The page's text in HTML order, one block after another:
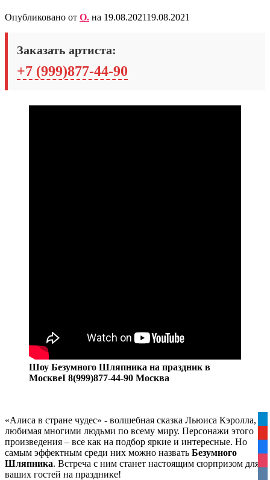
Опубликовано от O. на 19.08.202119.08.2021
Заказать артиста:
+7 (999)877-44-90
Шоу Безумного Шляпника на праздник в
МосквеI 8(999)877-44-90 Москва
«Алиса в стране чудес» - волшебная сказка Льюиса Кэролла,
любимая многими людьми по всему миру. Персонажи этого
произведения – все как на подбор яркие и интересные. Но
самым эффектным среди них можно назвать Безумного
Шляпника. Встреча с ним станет настоящим сюрпризом для
ваших гостей на празднике!